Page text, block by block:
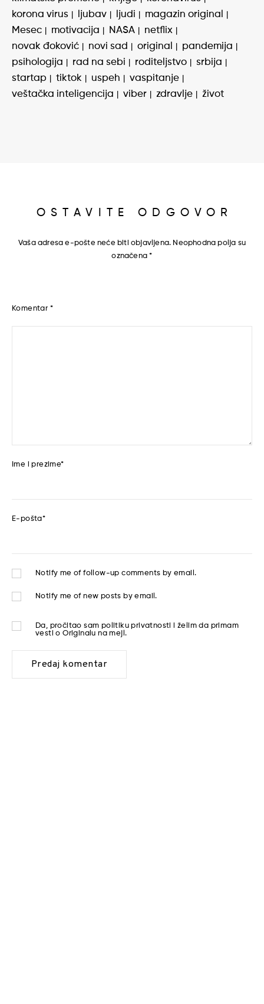
korona virus
ljubav ljudi
magazin original
Mesec
motivacija NASA
netflix
novak đoković
novi sad original
pandemija
psihologija
rad na sebi roditeljstvo
srbija
startap
tiktok uspeh
vaspitanje
veštačka inteligencija
viber zdravlje život
OSTAVITE ODGOVOR
Vaša adresa e-pošte neće biti objavljena. Neophodna polja su
označena*
Komentar *
Ime i prezime*
E-pošta*
Notify me of follow-up comments by email.
Notify me of new posts by email.
Da, pročitao sam politiku privatnosti
i želim da primam
vesti o Originalu na mejl.